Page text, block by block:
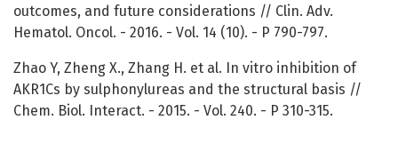
outcomes, and future considerations // Clin. Adv.
Hematol. Oncol. - 2016. - Vol. 14 (10). - P 790-797.
Zhao Y, Zheng X., Zhang H. et al. In vitro inhibition of
AKR1Cs by sulphonylureas and the structural basis //
Chem. Biol. Interact. - 2015. - Vol. 240. - P 310-315.